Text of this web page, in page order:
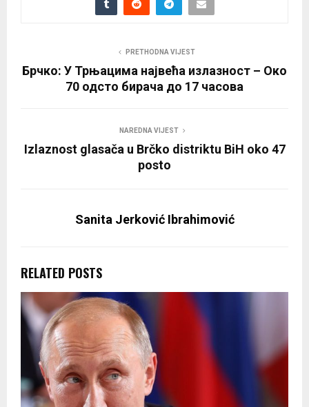
PRETHODNA VIJEST
Брчко: У Трњацима највећа излазност – Око
70 одсто бирача до 17 часова
NAREDNA VIJEST
Izlaznost glasača u Brčko distriktu BiH oko 47
posto
Sanita Jerković Ibrahimović
RELATED POSTS